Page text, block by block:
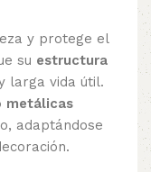
y protege el
su estructura
larga vida útil.
metálicas
adaptándose